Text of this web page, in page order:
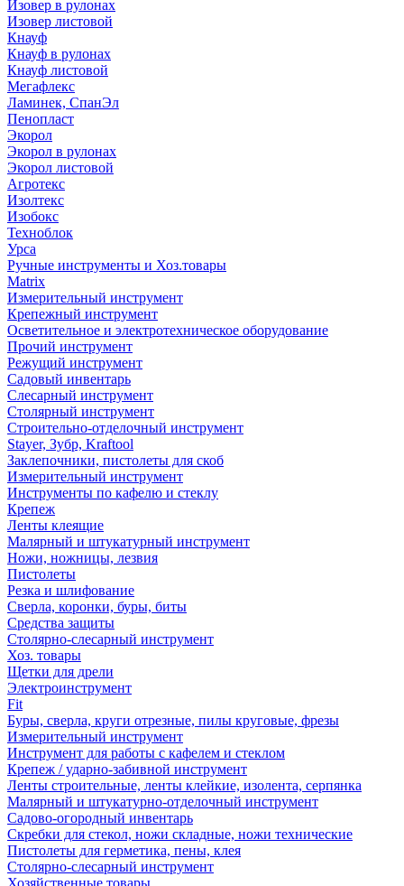
Изовер в рулонах
Изовер листовой
Кнауф
Кнауф в рулонах
Кнауф листовой
Мегафлекс
Ламинек, СпанЭл
Пенопласт
Экорол
Экорол в рулонах
Экорол листовой
Агротекс
Изолтекс
Изобокс
Техноблок
Урса
Ручные инструменты и Хоз.товары
Matrix
Измерительный инструмент
Крепежный инструмент
Осветительное и электротехническое оборудование
Прочий инструмент
Режущий инструмент
Садовый инвентарь
Слесарный инструмент
Столярный инструмент
Строительно-отделочный инструмент
Stayer, Зубр, Kraftool
Заклепочники, пистолеты для скоб
Измерительный инструмент
Инструменты по кафелю и стеклу
Крепеж
Ленты клеящие
Малярный и штукатурный инструмент
Ножи, ножницы, лезвия
Пистолеты
Резка и шлифование
Сверла, коронки, буры, биты
Средства защиты
Столярно-слесарный инструмент
Хоз. товары
Щетки для дрели
Электроинструмент
Fit
Буры, сверла, круги отрезные, пилы круговые, фрезы
Измерительный инструмент
Инструмент для работы с кафелем и стеклом
Крепеж / ударно-забивной инструмент
Ленты строительные, ленты клейкие, изолента, серпянка
Малярный и штукатурно-отделочный инструмент
Садово-огородный инвентарь
Скребки для стекол, ножи складные, ножи технические
Пистолеты для герметика, пены, клея
Столярно-слесарный инструмент
Хозяйственные товары